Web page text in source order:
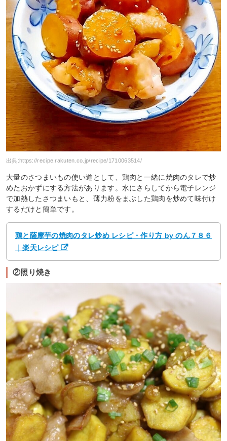
出典: https://recipe.rakuten.co.jp/recipe/1710063514/
大量のさつまいもの使い道として、鶏肉と一緒に焼肉のタレで炒
めたおかずにする方法があります。水にさらしてから電子レンジ
で加熱したさつまいもと、薄力粉をまぶした鶏肉を炒めて味付け
するだけと簡単です。
鶏と薩摩芋の焼肉のタレ炒め レシピ・作り方 by のん７８６
｜楽天レシピ
②照り焼き